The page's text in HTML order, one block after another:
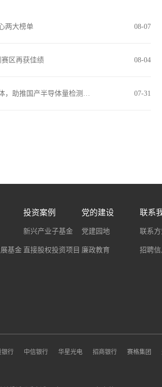
两大榜单 08-07
区再获佳绩 08-04
投资项目速递丨鲲鹏资本投资埃芯半导体，助推国产半导体量检测设备新突破 07-31
基金
投资案例
新兴产业子基金
直接股权投资项目
党的建设
党建园地
廉政教育
联系
联系
招聘信
银行 中信银行 华星光电 招商银行 赛格集团